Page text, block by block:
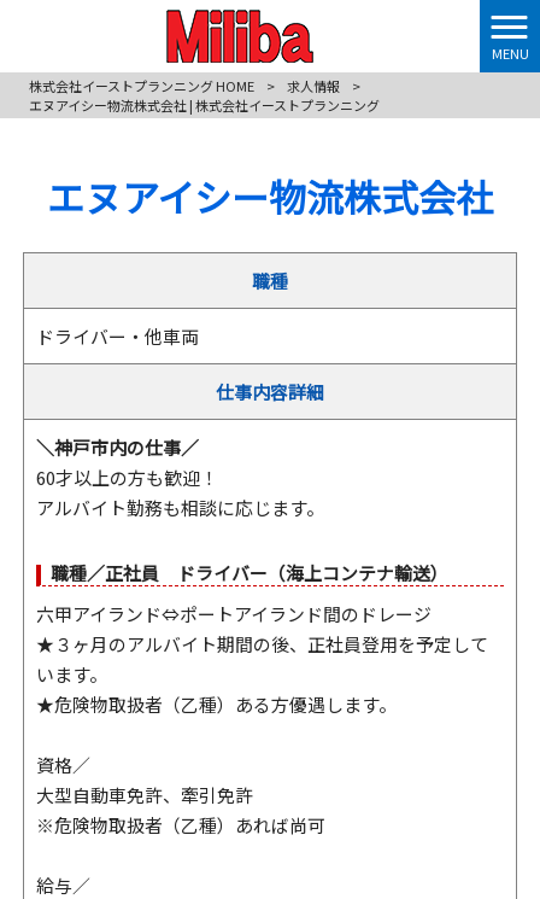
MENU
株式会社イーストプランニング HOME
> 求人情報
>
エヌアイシー物流株式会社 | 株式会社イーストプランニング
エヌアイシー物流株式会社
職種
ドライバー・他車両
仕事内容詳細
＼神戸市内の仕事／
60才以上の方も歓迎！
アルバイト勤務も相談に応じます。
職種／正社員 ドライバー（海上コンテナ輸送）
六甲アイランド⇔ポートアイランド間のドレージ
★３ヶ月のアルバイト期間の後、正社員登用を予定して
います。
★危険物取扱者（乙種）ある方優遇します。
資格／
大型自動車免許、牽引免許
※危険物取扱者（乙種）あれば尚可
給与／